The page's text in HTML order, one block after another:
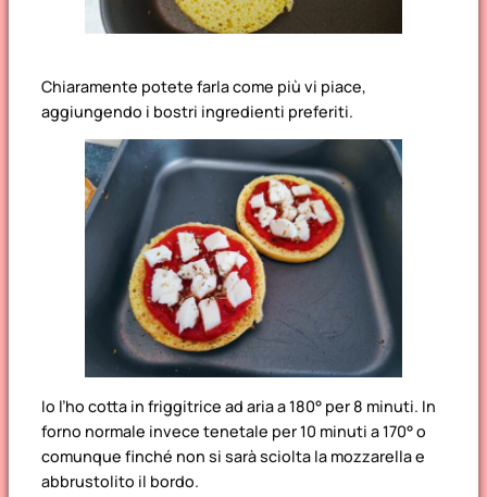
Chiaramente potete farla come più vi piace,
aggiungendo i bostri ingredienti preferiti.
Io l’ho cotta in friggitrice ad aria a 180° per 8 minuti. In
forno normale invece tenetale per 10 minuti a 170° o
comunque finché non si sarà sciolta la mozzarella e
abbrustolito il bordo.